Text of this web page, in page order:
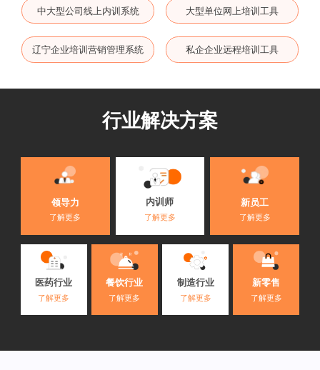
中大型公司线上内训系统 大型单位网上培训工具
辽宁企业培训营销管理系统 私企企业远程培训工具
行业解决方案
领导力
了解更多
内训师
了解更多
新员工
了解更多
医药行业
了解更多
餐饮行业
了解更多
制造行业
了解更多
新零售
了解更多